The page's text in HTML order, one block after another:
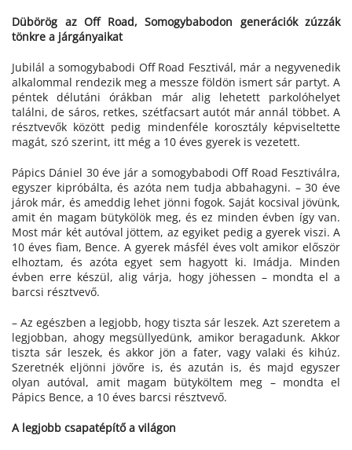
Dübörög az Off Road, Somogybabodon generációk zúzzák
tönkre a járgányaikat
Jubilál a somogybabodi Off Road Fesztivál, már a negyvenedik
alkalommal rendezik meg a messze földön ismert sár partyt. A
péntek délutáni órákban már alig lehetett parkolóhelyet
találni, de sáros, retkes, szétfacsart autót már annál többet. A
résztvevők között pedig mindenféle korosztály képviseltette
magát, szó szerint, itt még a 10 éves gyerek is vezetett.
Pápics Dániel 30 éve jár a somogybabodi Off Road Fesztiválra,
egyszer kipróbálta, és azóta nem tudja abbahagyni. – 30 éve
járok már, és ameddig lehet jönni fogok. Saját kocsival jövünk,
amit én magam bütykölök meg, és ez minden évben így van.
Most már két autóval jöttem, az egyiket pedig a gyerek viszi. A
10 éves fiam, Bence. A gyerek másfél éves volt amikor először
elhoztam, és azóta egyet sem hagyott ki. Imádja. Minden
évben erre készül, alig várja, hogy jöhessen – mondta el a
barcsi résztvevő.
– Az egészben a legjobb, hogy tiszta sár leszek. Azt szeretem a
legjobban, ahogy megsüllyedünk, amikor beragadunk. Akkor
tiszta sár leszek, és akkor jön a fater, vagy valaki és kihúz.
Szeretnék eljönni jövőre is, és azután is, és majd egyszer
olyan autóval, amit magam bütyköltem meg – mondta el
Pápics Bence, a 10 éves barcsi résztvevő.
A legjobb csapatépítő a világon